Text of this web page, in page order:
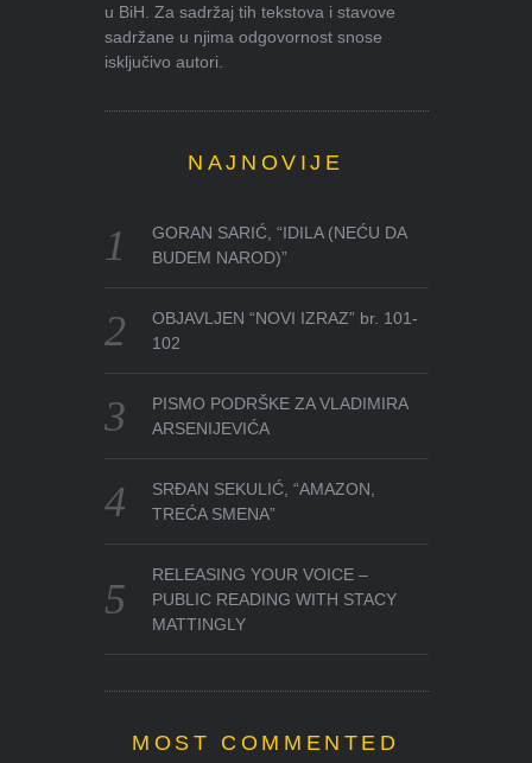
u BiH. Za sadržaj tih tekstova i stavove
sadržane u njima odgovornost snose
isključivo autori.
NAJNOVIJE
GORAN SARIĆ, “IDILA (NEĆU DA
BUDEM NAROD)”
OBJAVLJEN “NOVI IZRAZ” br. 101-
102
PISMO PODRŠKE ZA VLADIMIRA
ARSENIJEVIĆA
SRĐAN SEKULIĆ, “AMAZON,
TREĆA SMENA”
RELEASING YOUR VOICE –
PUBLIC READING WITH STACY
MATTINGLY
MOST COMMENTED